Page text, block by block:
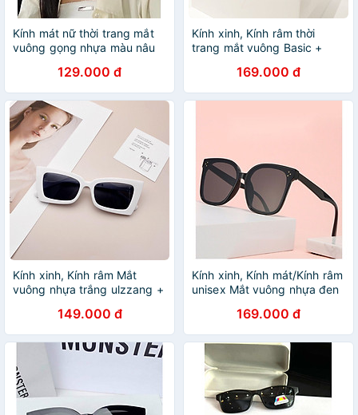
Kính mát nữ thời trang mắt
vuông gọng nhựa màu nâu
129.000 đ
Kính xinh, Kính râm thời
trang mắt vuông Basic +
169.000 đ
Kính xinh, Kính râm Mắt
vuông nhựa trắng ulzzang +
149.000 đ
Kính xinh, Kính mát/Kính râm
unisex Mắt vuông nhựa đen
xinh mini đa năng
169.000 đ